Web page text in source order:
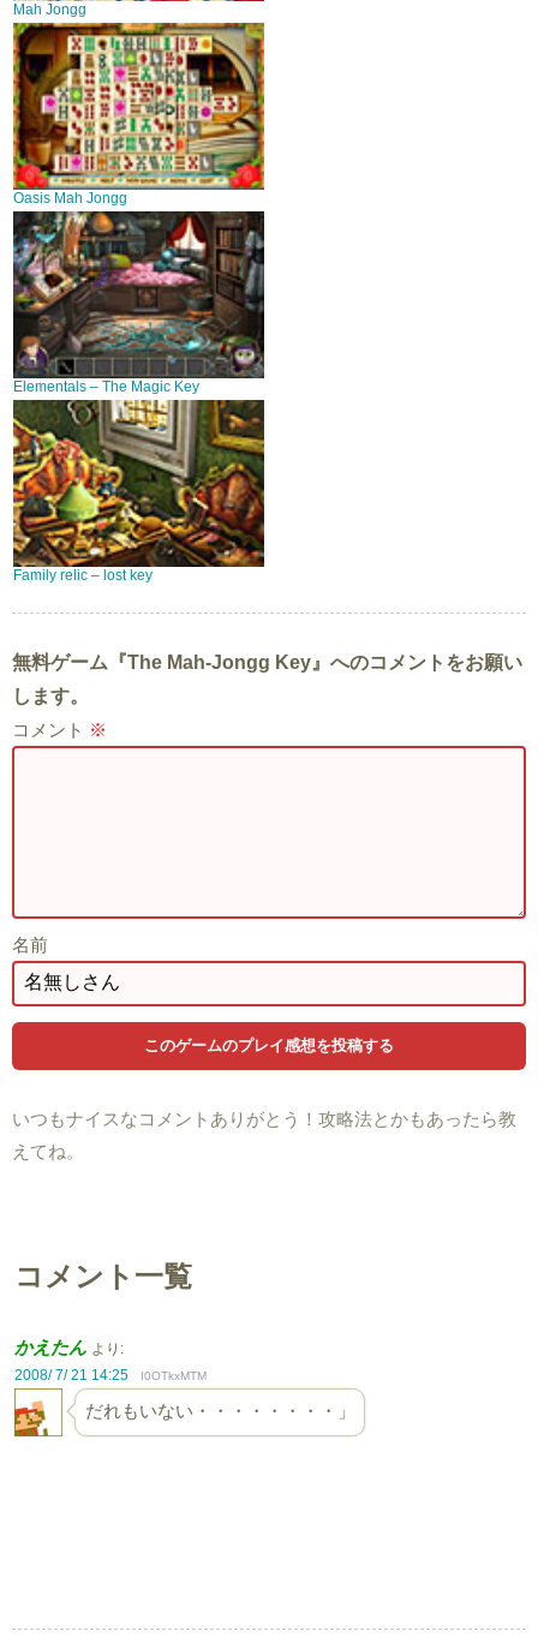
Mah Jongg
Oasis Mah Jongg
Elementals – The Magic Key
Family relic – lost key
無料ゲーム『The Mah-Jongg Key』へのコメントをお願い
します。
コメント ※
名前
いつもナイスなコメントありがとう！攻略法とかもあったら教
えてね。
コメント一覧
かえたん より:
2008/ 7/ 21 14:25
I0OTkxMTM
だれもいない・・・・・・・・」